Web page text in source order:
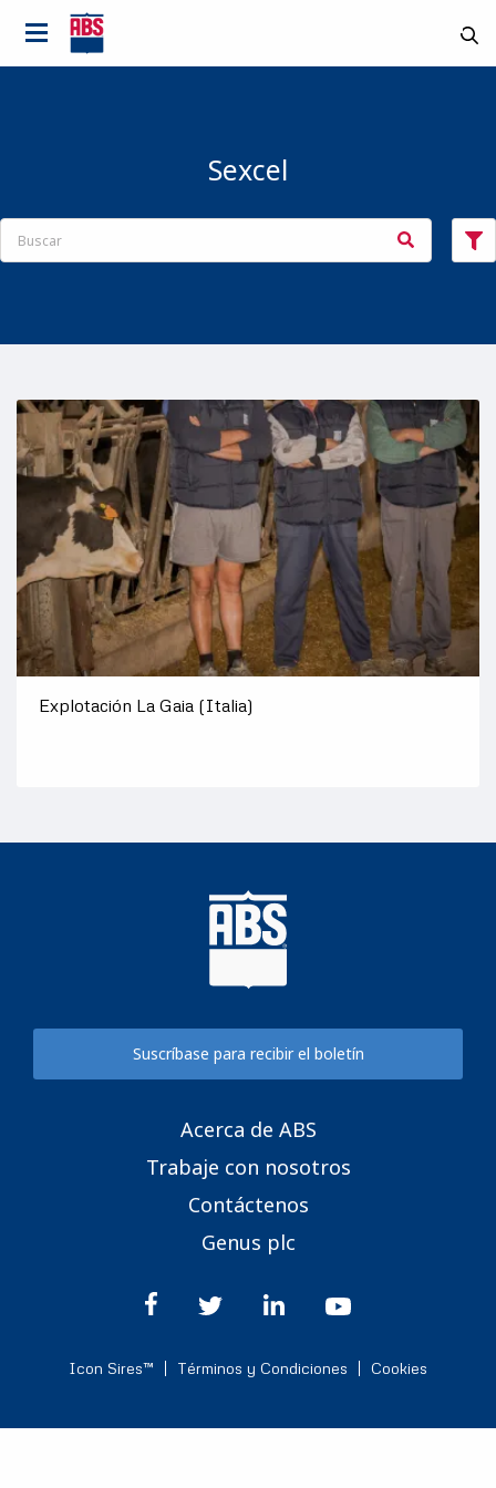
País
Sexcel
Explotación La Gaia (Italia)
Suscríbase para recibir el boletín
Acerca de ABS
Trabaje con nosotros
Contáctenos
Genus plc
Icon Sires™ Términos y Condiciones Cookies